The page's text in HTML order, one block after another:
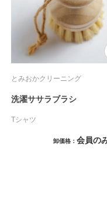
とみおかクリーニング
洗濯ササラブラシ
Tシャツ
卸価格 会員の